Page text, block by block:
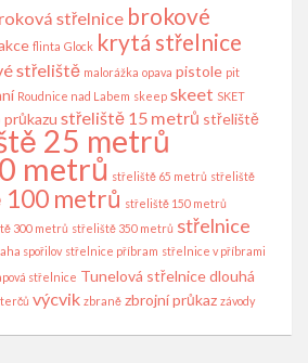
střelnice brokové
flinta Glock krytá střelnice
střeliště malorážka opava pistole pit
Roudnice nad Labem skeep skeet SKET
střeliště 15 metrů střeliště
25 metrů
metrů střeliště 65 metrů střeliště
metrů střeliště 150 metrů
300 metrů střeliště 350 metrů střelnice
spořilov střelnice příbram střelnice v příbrami
střelnice Tunelová střelnice dlouhá
výcvik zbraně zbrojní průkaz závody